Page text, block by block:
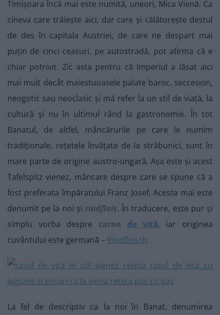
Timișoara încă mai este numită, uneori, Mica Vienă. Ca
cineva care trăiește aici, dar care și călătorește destul
de des în capitala Austriei, de care ne despart mai
puțin de cinci ceasuri, pe autostradă, pot afirma că e
chiar potrivit. Zic asta pentru că Imperiul a lăsat aici
mai mult decât maiestuoasele palate baroc, seccesion,
neogotic sau neoclasic și mă refer la un stil de viață, la
cultură și nu în ultimul rând la gastronomie. În tot
Banatul, de altfel, mâncărurile pe care le numim
tradiționale, rețetele învățate de la străbunici, sunt în
mare parte de origine austro-ungară. Așa este și acest
Tafelspitz vienez, mâncare despre care se spune că a
fost preferata împăratului Franz Josef. Acesta mai este
denumit pe la noi și rindflaiș. În traducere, este pur și
simplu vorba despre carne de vită, iar originea
cuvântului este germană – Rindfleisch.
La fel de descriptiv ca la noi în Banat, denumirea